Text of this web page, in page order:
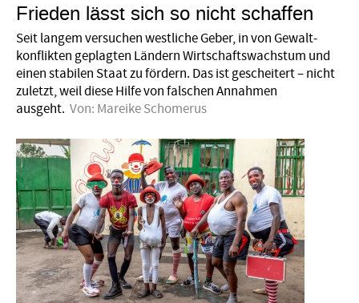
Frieden lässt sich so nicht schaffen
Seit langem versuchen westliche Geber, in von Gewalt­
konflikten geplagten Ländern Wirtschaftswachstum und
einen stabilen Staat zu fördern. Das ist gescheitert – nicht
zuletzt, weil diese Hilfe von falschen Annahmen
ausgeht. Von: Mareike Schomerus